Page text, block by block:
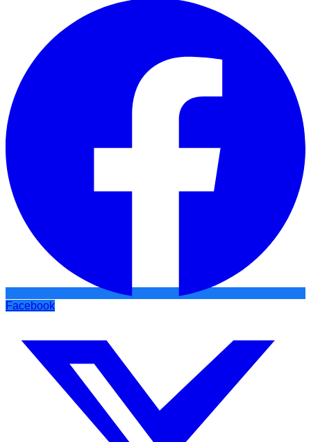
Facebook